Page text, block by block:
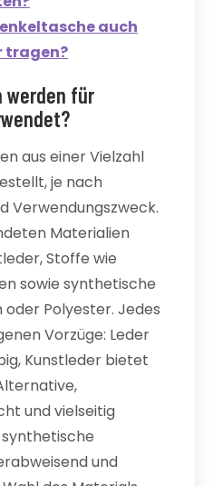
auch
tragen?
werden für
aus einer Vielzahl
je nach
Verwendungszweck.
Materialien
Stoffe wie
sowie synthetische
oder Polyester. Jedes
Vorzüge: Leder
Kunstleder bietet
und vielseitig
und